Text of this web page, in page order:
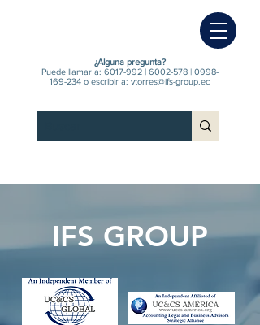
¿Alguna pregunta?
Puede llamar a: 6017-992| 6002-578| 0998-
169-234 o escribir a: vtorres@ifs-group.ec
IFS GROUP